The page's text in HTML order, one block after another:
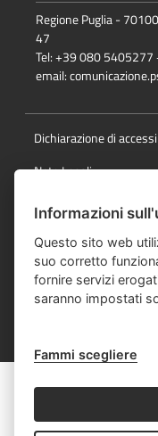
Regione Puglia -
47
Tel: +39 080
email:
Dichiarazione di
Note Legali
Cookie e privacy
Responsabile della
Mappa del sito
Informazioni
Questo sito web
suo corretto
fornire servizi
saranno impostati
Fammi scegliere